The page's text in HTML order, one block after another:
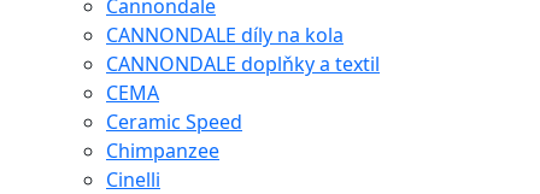
Cannondale
CANNONDALE díly na kola
CANNONDALE doplňky a textil
CEMA
Ceramic Speed
Chimpanzee
Cinelli